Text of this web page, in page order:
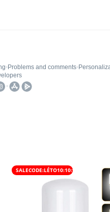
SALECODE:LÉTO10:10:%